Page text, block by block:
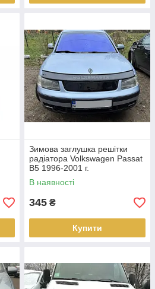
Зимова заглушка решітки
радіатора Volkswagen Passat
B5 1996-2001 г.
В наявності
345 ₴
Купити